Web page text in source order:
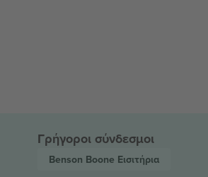
Γρήγοροι σύνδεσμοι
Benson Boone Εισιτήρια